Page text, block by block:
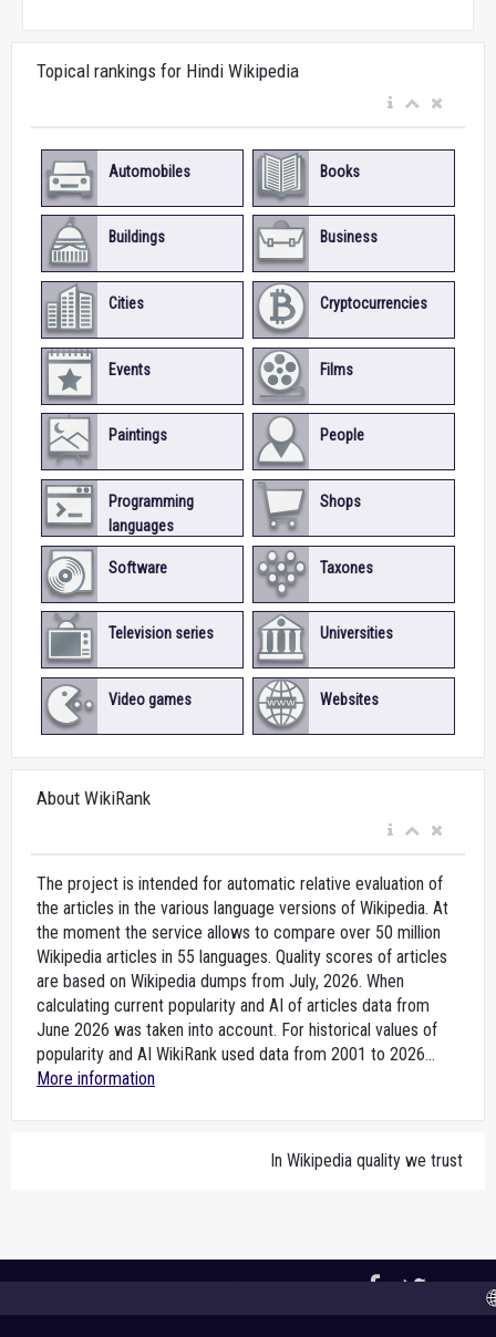
Topical rankings for Hindi Wikipedia
Automobiles Books
Buildings Business
Cities Cryptocurrencies
Events Films
Paintings People
Programming
languages
Shops
Software Taxones
Television series Universities
Video games Websites
About WikiRank
The project is intended for automatic relative evaluation of
the articles in the various language versions of Wikipedia. At
the moment the service allows to compare over 50 million
Wikipedia articles in 55 languages. Quality scores of articles
are based on Wikipedia dumps from July, 2026. When
calculating current popularity and AI of articles data from
June 2026 was taken into account. For historical values of
popularity and AI WikiRank used data from 2001 to 2026...
More information
In Wikipedia quality we trust
🌐